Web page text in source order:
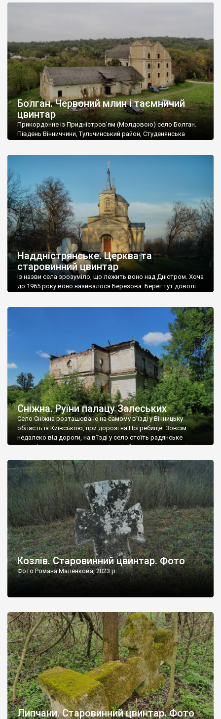
Болган. Червоний млин і таємничий
цвинтар
Прикордонне із Придністров’ям (Молдовою) село Болган.
Південь Вінниччини, Тульчинський район, Студенянська
старовинний цвинтар із кам’яними хрестами. Всі епітафії, які
збереглися, написані кирилицею, церковнослов’янською
мовою. За всіма традиційними ознаками – цвинтар
український. Хрести датуються 19 століттям. У 1924-1940
роках Болган […]
Наддністрянське. Церква та
старовинний цвинтар
Із назви села зрозуміло, що лежить воно над Дністром. Хоча
до 1965 року воно називалося Березова. Берег тут доволі
Наддністрянське відрізняється від більшості навколишніх
сіл. У селі є мурована Михайлівська церква. Точної дати […]
Сніжна. Руїни палацу Залеських
Село Сніжна розташоване на самому в’їзді у Вінницьку
область із Київською, при дорозі на Погребище. Зовсім
недалеко від дороги, на в’їзді у село стоїть радянське
рельєфне пано, яке показує жінку і яблуню, а трохи далі, десь
не видно, але видно дві стареньких колії у траві – […]
Козлів. Старовинний цвинтар. Фото
Фото Романа Маленкова, 2023 р.
Липчани. Старовинний цвинтар. Фото